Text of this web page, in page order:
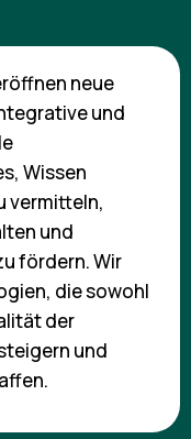
neue
und
Wissen
vermitteln,
und
fördern. Wir
die sowohl
der
und